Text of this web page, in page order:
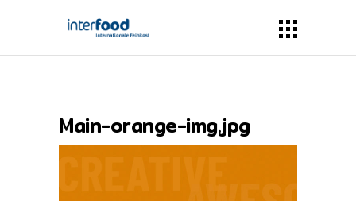
Main-orange-img.jpg